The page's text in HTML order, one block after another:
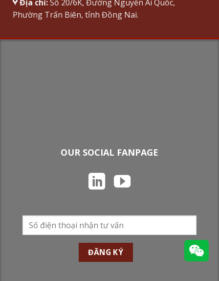
Địa chỉ:Số 20/6K, Đường Nguyễn Ái Quốc,
Phường Trấn Biên, tỉnh Đồng Nai.
OUR SOCIAL FANPAGE